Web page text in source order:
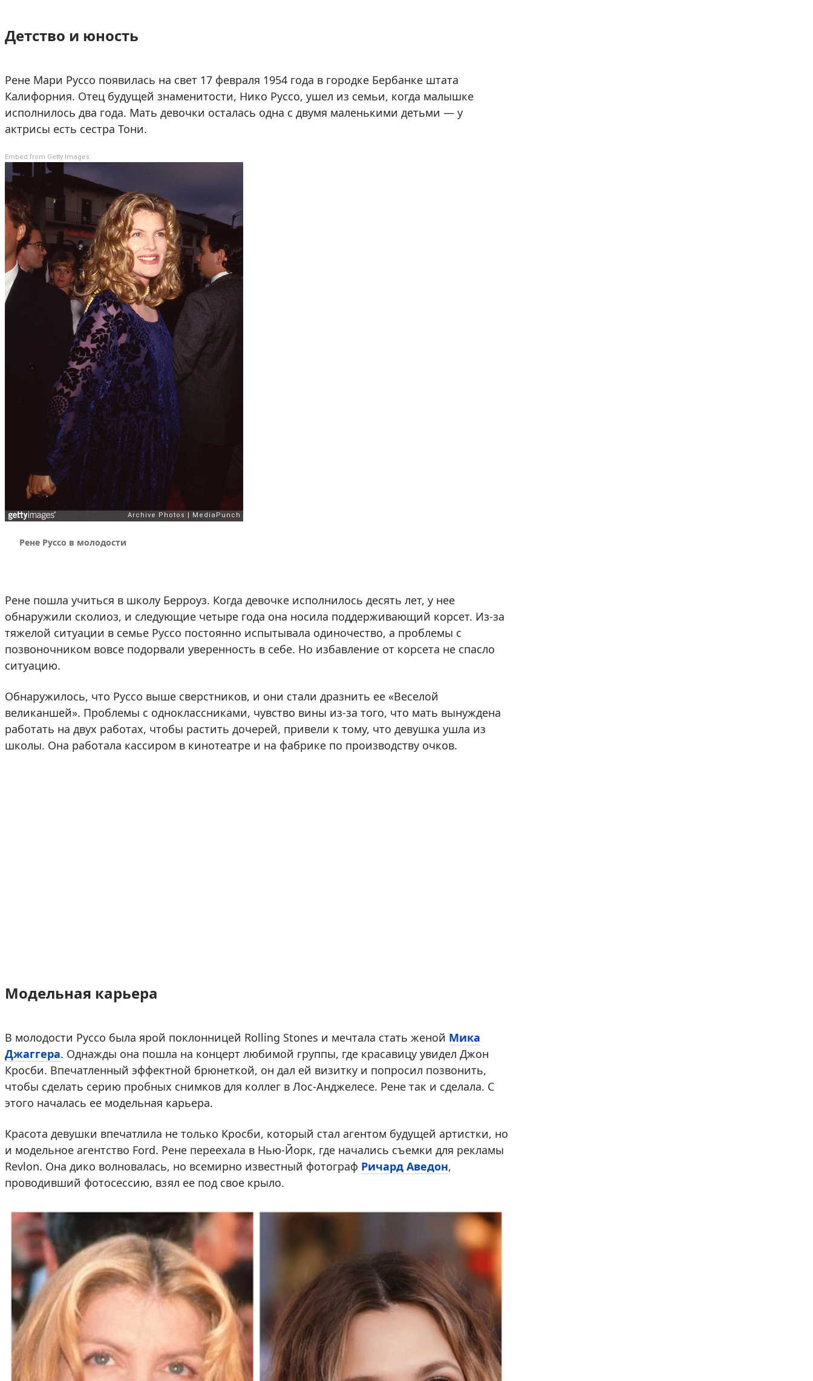
Детство и юность
Рене Мари Руссо появилась на свет 17 февраля 1954 года в городке Бербанке штата
Калифорния. Отец будущей знаменитости, Нико Руссо, ушел из семьи, когда малышке
исполнилось два года. Мать девочки осталась одна с двумя маленькими детьми — у
актрисы есть сестра Тони.
Embed from Getty Images
Рене Руссо в молодости
Рене пошла учиться в школу Берроуз. Когда девочке исполнилось десять лет, у нее
обнаружили сколиоз, и следующие четыре года она носила поддерживающий корсет. Из-за
тяжелой ситуации в семье Руссо постоянно испытывала одиночество, а проблемы с
позвоночником вовсе подорвали уверенность в себе. Но избавление от корсета не спасло
ситуацию.
Обнаружилось, что Руссо выше сверстников, и они стали дразнить ее «Веселой
великаншей». Проблемы с одноклассниками, чувство вины из-за того, что мать вынуждена
работать на двух работах, чтобы растить дочерей, привели к тому, что девушка ушла из
школы. Она работала кассиром в кинотеатре и на фабрике по производству очков.
Модельная карьера
В молодости Руссо была ярой поклонницей Rolling Stones и мечтала стать женой Мика
Джаггера. Однажды она пошла на концерт любимой группы, где красавицу увидел Джон
Кросби. Впечатленный эффектной брюнеткой, он дал ей визитку и попросил позвонить,
чтобы сделать серию пробных снимков для коллег в Лос-Анджелесе. Рене так и сделала. С
этого началась ее модельная карьера.
Красота девушки впечатлила не только Кросби, который стал агентом будущей артистки, но
и модельное агентство Ford. Рене переехала в Нью-Йорк, где начались съемки для рекламы
Revlon. Она дико волновалась, но всемирно известный фотограф Ричард Аведон,
проводивший фотосессию, взял ее под свое крыло.